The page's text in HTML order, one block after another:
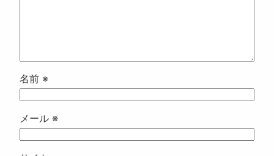
名前 ※
メール ※